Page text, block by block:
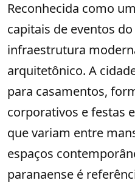
Reconhecida como
capitais de eventos
infraestrutura
arquitetônico. A
para casamentos,
corporativos e festas
que variam entre
espaços
paranaense é